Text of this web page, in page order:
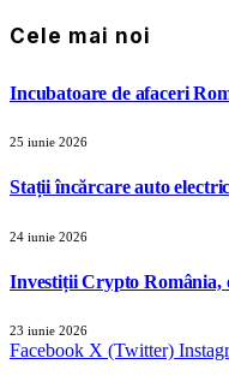
Cele mai noi
Incubatoare de afaceri
25 iunie 2026
Stații încărcare auto
24 iunie 2026
Investiții Crypto
23 iunie 2026
Facebook X (Twitter)